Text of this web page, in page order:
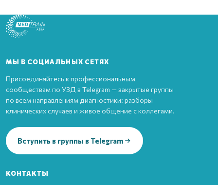
МЫ В СОЦИАЛЬНЫХ СЕТЯХ
Присоединяйтесь к профессиональным
сообществам по УЗД в Telegram — закрытые группы
по всем направлениям диагностики: разборы
клинических случаев и живое общение с коллегами.
Вступить в группы в Telegram
КОНТАКТЫ